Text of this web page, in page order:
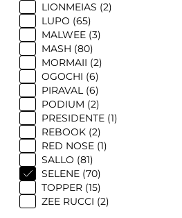
LIONMEIAS (2)
LUPO (65)
MALWEE (3)
MASH (80)
MORMAII (2)
OGOCHI (6)
PIRAVAL (6)
PODIUM (2)
PRESIDENTE (1)
REBOOK (2)
RED NOSE (1)
SALLO (81)
SELENE (70)
TOPPER (15)
ZEE RUCCI (2)